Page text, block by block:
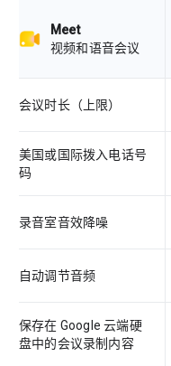
Meet
视频和语音会议
会议时长（上限）
美国或国际拨入电话号
码
录音室音效降噪
自动调节音频
保存在 Google 云端硬
盘中的会议录制内容